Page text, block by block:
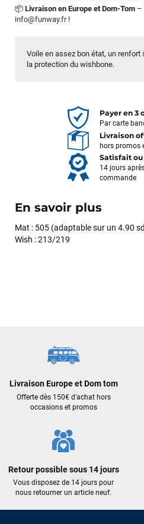
Voile en assez bon état, un renfort
la protection du wishbone.
📦 Livraison en Europe et Dom-Tom –
info@funway.fr!
Payer en 3
Par carte
Livraison
hors promos
Satisfait
14 jours
commande
En savoir plus
Mat : 505 (adaptable sur un 4.90
Wish : 213/219
Livraison Europe et Dom tom
Offerte dès 150€ d'achat hors
occasions et promos
Retour possible sous 14 jours
Vous disposez de 14 jours pour
nous retourner un article neuf.
plus. Niveau réactivité, c’est au
le lendemain, et j’ai bien reçu
propre et soigné. Plus qu’à tester
professionnalisme et sa réactivité.
Cela faisait 6 mois que je
m'ont trouvé une pépite à
Excellent conseil excellent prix et
encore pour cette severne dyno !